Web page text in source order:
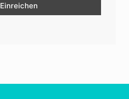
Einreichen